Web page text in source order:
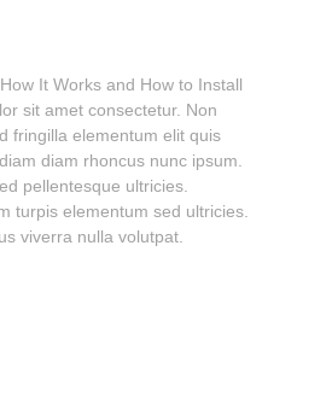
It Works and How to Install
sit amet consectetur. Non
fringilla elementum elit quis
diam rhoncus nunc ipsum.
pellentesque ultricies.
turpis elementum sed ultricies.
viverra nulla volutpat.